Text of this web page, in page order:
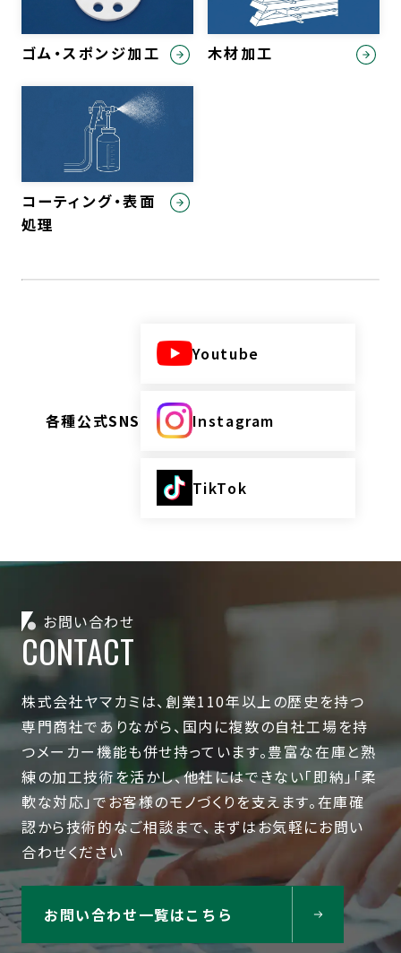
ゴム・スポンジ加工 木材加工
コーティング・表面
処理
各種公式SNS
Youtube
Instagram
TikTok
お問い合わせ
CONTACT
株式会社ヤマカミは、創業110年以上の歴史を持つ
専門商社でありながら、国内に複数の自社工場を持
つメーカー機能も併せ持っています。豊富な在庫と熟
練の加工技術を活かし、他社にはできない「即納」「柔
軟な対応」でお客様のモノづくりを支えます。在庫確
認から技術的なご相談まで、まずはお気軽にお問い
合わせください
お問い合わせ一覧はこちら